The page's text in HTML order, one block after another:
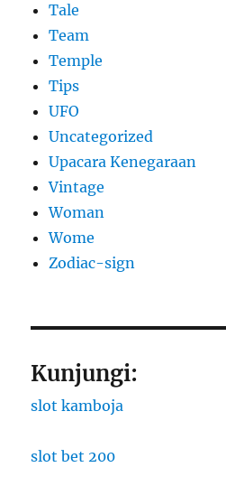
Tale
Team
Temple
Tips
UFO
Uncategorized
Upacara Kenegaraan
Vintage
Woman
Wome
Zodiac-sign
Kunjungi:
slot kamboja
slot bet 200